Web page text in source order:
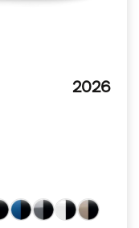
2026